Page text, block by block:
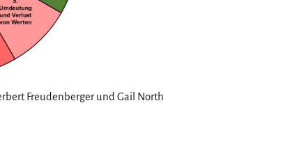
Freudenberger und Gail North